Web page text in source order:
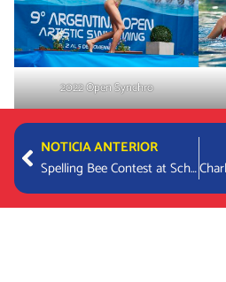
2022 Open Synchro
PrevNOTICIA ANTERIOR
Spelling Bee Contest at School